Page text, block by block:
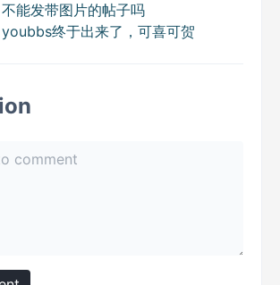
不能发带图片的帖子吗
youbbs终于出来了，可喜可贺